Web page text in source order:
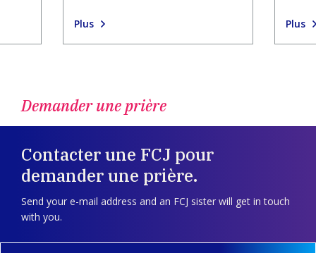
Plus Plus
Demander une prière
Contacter une FCJ pour
demander une prière.
Send your e-mail address and an FCJ sister will get in touch
with you.